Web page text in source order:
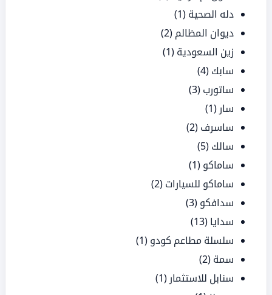
دله الصحية (1)
ديوان المظالم (2)
زين السعودية (1)
سابك (4)
ساتورب (3)
سار (1)
ساسرف (2)
سالك (5)
ساماكو (1)
ساماكو للسيارات (2)
سدافكو (3)
سدايا (13)
سلسلة مطاعم كودو (1)
سمة (2)
سنابل للاستثمار (1)